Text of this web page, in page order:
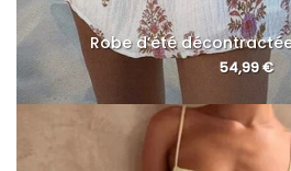
Robe d’été
54,99€